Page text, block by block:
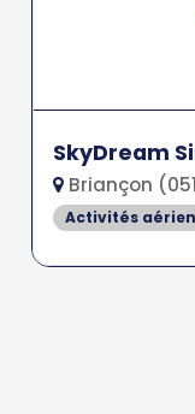
SkyDream
Briançon
Activités